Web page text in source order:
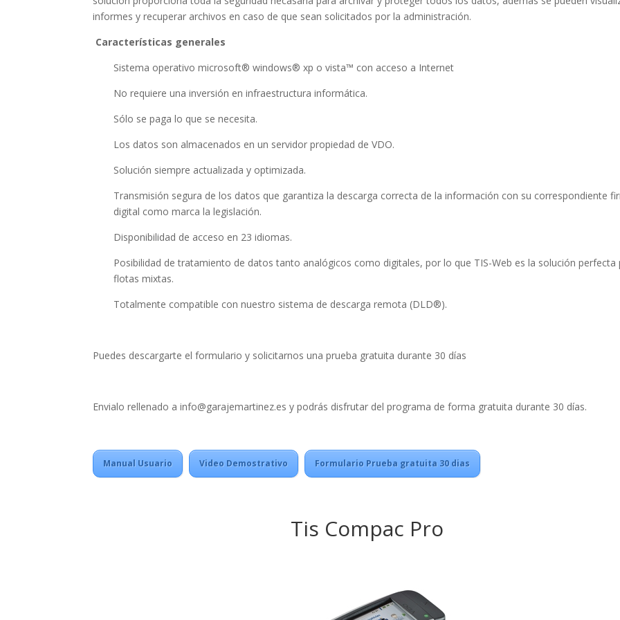
informes y recuperar archivos en caso de que sean solicitados por la administración.
Características generales
Sistema operativo microsoft® windows® xp o vista™ con acceso a Internet
No requiere una inversión en infraestructura informática.
Sólo se paga lo que se necesita.
Los datos son almacenados en un servidor propiedad de VDO.
Solución siempre actualizada y optimizada.
Transmisión segura de los datos que garantiza la descarga correcta de la información con su correspondiente
digital como marca la legislación.
Disponibilidad de acceso en 23 idiomas.
Posibilidad de tratamiento de datos tanto analógicos como digitales, por lo que TIS-Web es la solución perfecta
flotas mixtas.
Totalmente compatible con nuestro sistema de descarga remota (DLD®).
Puedes descargarte el formulario y solicitarnos una prueba gratuita durante 30 días
Envialo rellenado a info@garajemartinez.es y podrás disfrutar del programa de forma gratuita durante 30 días.
Manual Usuario Video Demostrativo Formulario Prueba gratuita 30 dias
Tis Compac Pro